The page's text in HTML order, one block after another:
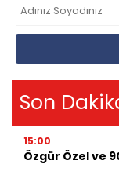
Son
15:00
Özgür Özel ve